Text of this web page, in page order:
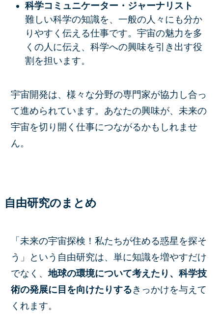
科学コミュニケーター・ジャーナリスト
難しい科学の知識を、一般の人々にも分か
りやすく伝える仕事です。宇宙の魅力を多
くの人に伝え、科学への興味を引き出す役
割を担います。
宇宙開発は、様々な分野の専門家が協力し合っ
て進められています。あなたの興味が、未来の
宇宙を切り開く仕事につながるかもしれませ
ん。
自由研究のまとめ
「未来の宇宙探検！私たちが住める惑星を探そ
う」という自由研究は、単に知識を増やすだけ
でなく、地球の環境について考えたり、科学技
術の発展に目を向けたりするきっかけを与えて
くれます。